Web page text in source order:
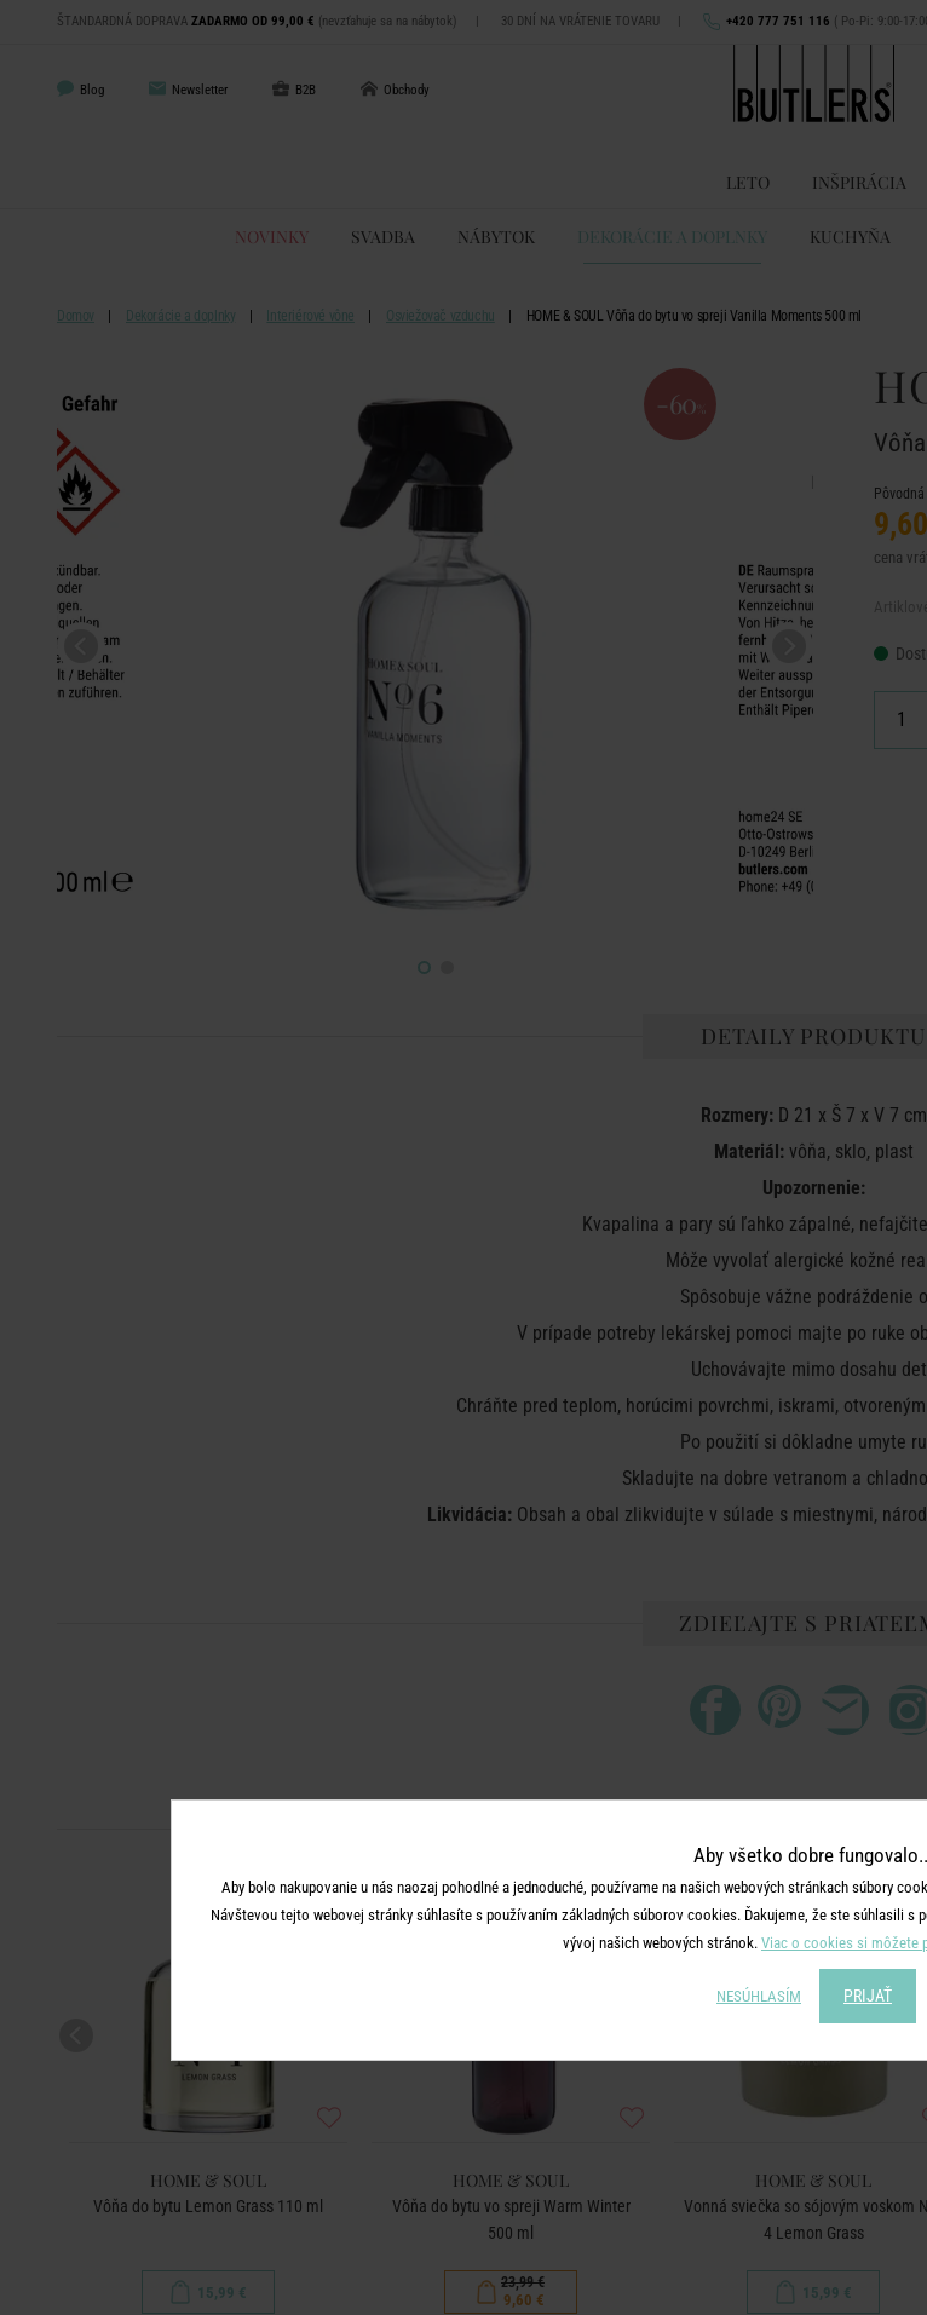
ŠTANDARDNÁ DOPRAVA ZADARMO OD 99,00 € (nevzťahuje sa na nábytok) | 30 DNÍ NA VRÁTENIE TOVARU | +420 777 751 116 ( Po-Pi: 9:00-
Blog Newsletter B2B Obchody
LETO INŠPIRÁCIA
NOVINKY SVADBA NÁBYTOK DEKORÁCIE A DOPLNKY KUCHYŇA
Domov Dekorácie a doplnky Interiérové vône Osviežovač vzduchu HOME & SOUL Vôňa do bytu vo spreji Vanilla Moments 500 ml
-60 %
cena
DETAILY PRODUKTU
Rozmery:D 21 x Š 7 x V 7 cm
Materiál:vôňa, sklo, plast
Upozornenie:
Kvapalina a pary sú ľahko zápalné,
Môže vyvolať alergické kožné
Spôsobuje vážne podráždenie
V prípade potreby lekárskej pomoci majte po ruke
Uchovávajte mimo dosahu
Chráňte pred teplom, horúcimi povrchmi, iskrami,
Po použití si dôkladne umyte
Skladujte na dobre vetranom a
Likvidácia:Obsah a obal zlikvidujte v súlade s miestnymi,
ZDIEĽAJTE S
HOME & SOUL
Vôňa do bytu Lemon Grass 110 ml
15,99 €
-60%
HOME & SOUL
Vôňa do bytu vo spreji Warm Winter
500 ml
23,99 €
9,60 €
HOME & SOUL
Vonná sviečka so sójovým voskom
4 Lemon Grass
15,99 €
Aby všetko dobre
Aby bolo nakupovanie u nás naozaj pohodlné a jednoduché, používame na našich webových stránkach súbory
Návštevou tejto webovej stránky súhlasíte s používaním základných súborov cookies. Ďakujeme, že ste súhlasili
vývoj našich webových stránok. Viac o cookies si môžete
NESÚHLASÍM PRIJAŤ